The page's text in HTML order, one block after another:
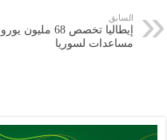
y
Li
k
السابق
إيطاليا تخصص 68 مليون يورو
مساعدات لسوريا